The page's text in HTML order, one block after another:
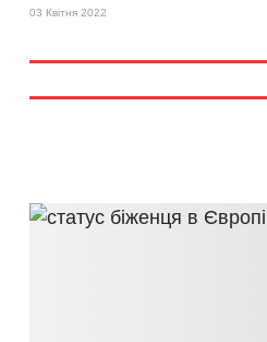
03 Квітня 2022